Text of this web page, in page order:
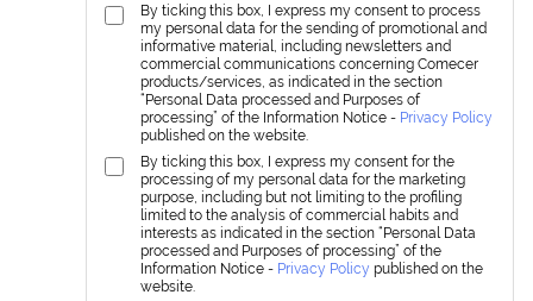
By ticking this box, I express my consent to process
my personal data for the sending of promotional and
informative material, including newsletters and
commercial communications concerning Comecer
products/services, as indicated in the section
“Personal Data processed and Purposes of
processing” of the Information Notice - Privacy Policy
published on the website.
By ticking this box, I express my consent for the
processing of my personal data for the marketing
purpose, including but not limiting to the profiling
limited to the analysis of commercial habits and
interests as indicated in the section “Personal Data
processed and Purposes of processing” of the
Information Notice - Privacy Policy published on the
website.